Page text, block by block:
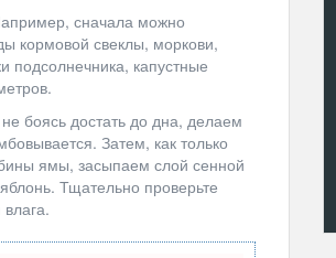
сначала можно
кормовой свеклы, моркови,
подсолнечника, капустные
боясь достать до дна, делаем
Затем, как только
ямы, засыпаем слой сенной
Тщательно проверьте